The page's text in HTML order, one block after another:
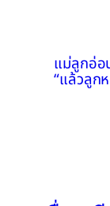
แม่ลูกอ่อ
“แล้วลูก